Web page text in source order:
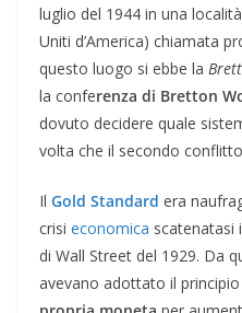
luglio del 1944 in una
Uniti d’America) chiamata
questo luogo si ebbe la
la conferenza di Bretton
dovuto decidere quale
volta che il secondo
Il Gold Standard era
crisi economica scatenatasi
di Wall Street del 1929. Da
avevano adottato il principio